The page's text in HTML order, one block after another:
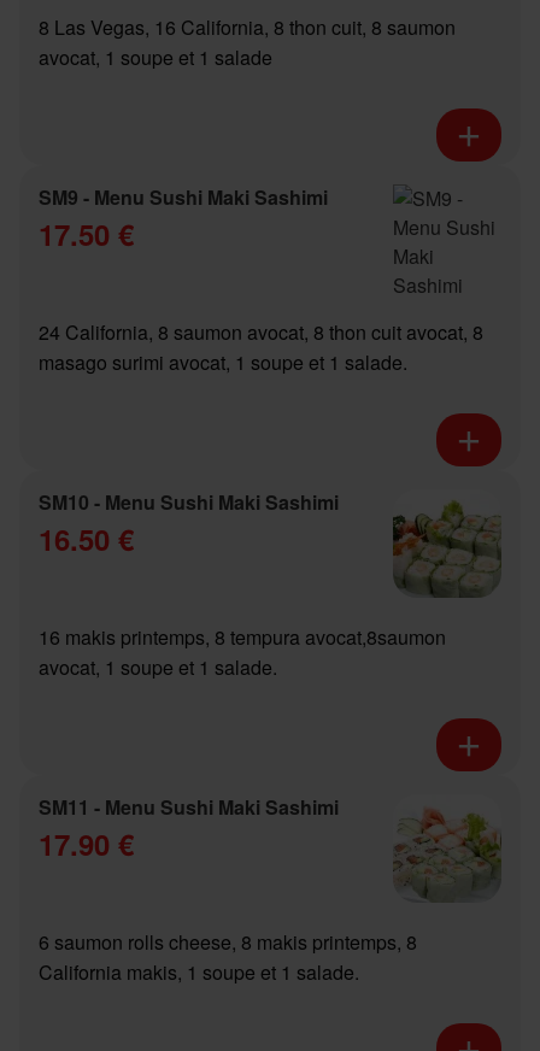
8 Las Vegas, 16 California, 8 thon cuit, 8 saumon
avocat, 1 soupe et 1 salade
SM9 - Menu Sushi Maki Sashimi
17.50 €
24 California, 8 saumon avocat, 8 thon cuit avocat, 8
masago surimi avocat, 1 soupe et 1 salade.
SM10 - Menu Sushi Maki Sashimi
16.50 €
16 makis printemps, 8 tempura avocat,8saumon
avocat, 1 soupe et 1 salade.
SM11 - Menu Sushi Maki Sashimi
17.90 €
6 saumon rolls cheese, 8 makis printemps, 8
California makis, 1 soupe et 1 salade.